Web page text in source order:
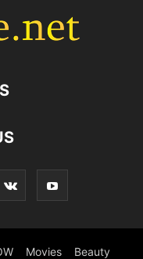
Movies Beauty